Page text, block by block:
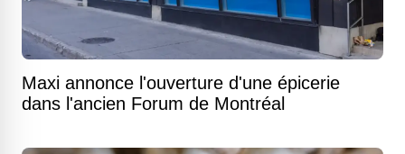
Maxi annonce l'ouverture d'une épicerie
dans l'ancien Forum de Montréal